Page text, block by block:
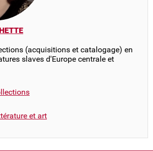
(acquisitions et catalogage) en
slaves d'Europe centrale et
et art